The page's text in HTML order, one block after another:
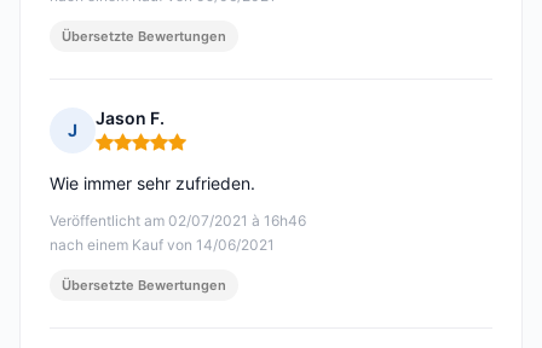
Übersetzte Bewertungen
J
Jason F.
Hinweis: 5 von 5
Veröffentlicht am 02/07/2021 à 16h46
nach einem Kauf von 14/06/2021
Wie immer sehr zufrieden.
Übersetzte Bewertungen